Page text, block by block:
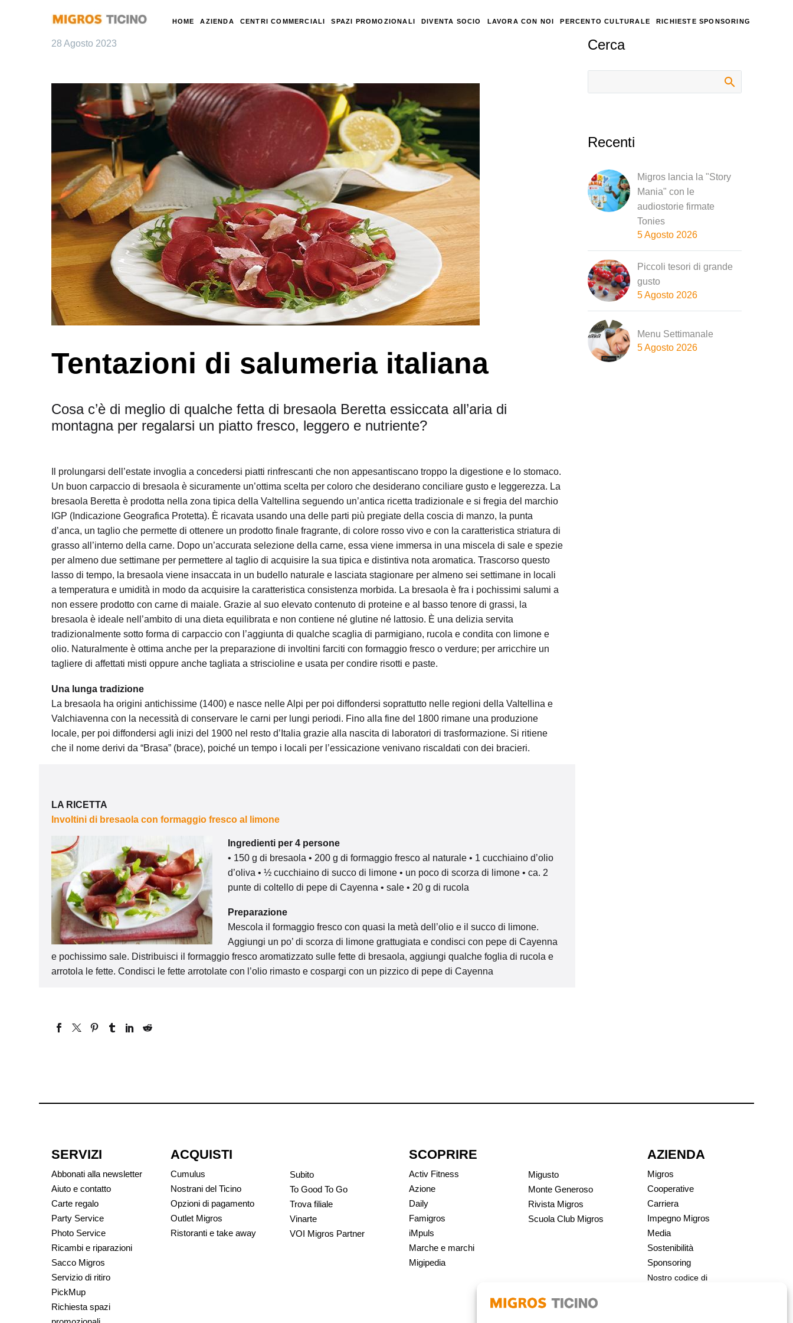
HOME AZIENDA CENTRI COMMERCIALI SPAZI PROMOZIONALI DIVENTA SOCIO LAVORA CON NOI PERCENTO CULTURALE RICHIESTE SPONSORING
28 Agosto 2023
Tentazioni di salumeria italiana
Cosa c’è di meglio di qualche fetta di bresaola Beretta essiccata all’aria di
montagna per regalarsi un piatto fresco, leggero e nutriente?
Il prolungarsi dell’estate invoglia a concedersi piatti rinfrescanti che non appesantiscano troppo la digestione e lo stomaco.
Un buon carpaccio di bresaola è sicuramente un’ottima scelta per coloro che desiderano conciliare gusto e leggerezza. La
bresaola Beretta è prodotta nella zona tipica della Valtellina seguendo un’antica ricetta tradizionale e si fregia del marchio
IGP (Indicazione Geografica Protetta). È ricavata usando una delle parti più pregiate della coscia di manzo, la punta
d’anca, un taglio che permette di ottenere un prodotto finale fragrante, di colore rosso vivo e con la caratteristica striatura di
grasso all’interno della carne. Dopo un’accurata selezione della carne, essa viene immersa in una miscela di sale e spezie
per almeno due settimane per permettere al taglio di acquisire la sua tipica e distintiva nota aromatica. Trascorso questo
lasso di tempo, la bresaola viene insaccata in un budello naturale e lasciata stagionare per almeno sei settimane in locali
a temperatura e umidità in modo da acquisire la caratteristica consistenza morbida. La bresaola è fra i pochissimi salumi a
non essere prodotto con carne di maiale. Grazie al suo elevato contenuto di proteine e al basso tenore di grassi, la
bresaola è ideale nell’ambito di una dieta equilibrata e non contiene né glutine né lattosio. È una delizia servita
tradizionalmente sotto forma di carpaccio con l’aggiunta di qualche scaglia di parmigiano, rucola e condita con limone e
olio. Naturalmente è ottima anche per la preparazione di involtini farciti con formaggio fresco o verdure; per arricchire un
tagliere di affettati misti oppure anche tagliata a striscioline e usata per condire risotti e paste.
Una lunga tradizione
La bresaola ha origini antichissime (1400) e nasce nelle Alpi per poi diffondersi soprattutto nelle regioni della Valtellina e
Valchiavenna con la necessità di conservare le carni per lungi periodi. Fino alla fine del 1800 rimane una produzione
locale, per poi diffondersi agli inizi del 1900 nel resto d’Italia grazie alla nascita di laboratori di trasformazione. Si ritiene
che il nome derivi da “Brasa” (brace), poiché un tempo i locali per l’essicazione venivano riscaldati con dei bracieri.
LA RICETTA
Involtini di bresaola con formaggio fresco al limone
Ingredienti per 4 persone
• 150 g di bresaola • 200 g di formaggio fresco al naturale • 1 cucchiaino d’olio
d’oliva • ½ cucchiaino di succo di limone • un poco di scorza di limone • ca. 2
punte di coltello di pepe di Cayenna • sale • 20 g di rucola
Preparazione
Mescola il formaggio fresco con quasi la metà dell’olio e il succo di limone.
Aggiungi un po’ di scorza di limone grattugiata e condisci con pepe di Cayenna
e pochissimo sale. Distribuisci il formaggio fresco aromatizzato sulle fette di bresaola, aggiungi qualche foglia di rucola e
arrotola le fette. Condisci le fette arrotolate con l’olio rimasto e cospargi con un pizzico di pepe di Cayenna
Cerca
Recenti
Migros lancia la "Story
Mania" con le
audiostorie firmate
Tonies
5 Agosto 2026
Piccoli tesori di grande
gusto
5 Agosto 2026
Menu Settimanale
5 Agosto 2026
SERVIZI
Abbonati alla newsletter
Aiuto e contatto
Carte regalo
Party Service
Photo Service
Ricambi e riparazioni
Sacco Migros
Servizio di ritiro
PickMup
Richiesta spazi
ACQUISTI
Cumulus
Nostrani del Ticino
Opzioni di pagamento
Outlet Migros
Ristoranti e take away
Subito
To Good To Go
Trova filiale
Vinarte
VOI Migros Partner
SCOPRIRE
Activ Fitness
Azione
Daily
Famigros
iMpuls
Marche e marchi
Migipedia
Migusto
Monte Generoso
Rivista Migros
Scuola Club Migros
AZIENDA
Migros
Cooperative
Carriera
Impegno Migros
Media
Sostenibilità
Sponsoring
Nostro codice di